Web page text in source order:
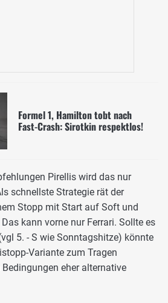
Formel 1, Hamilton tobt nach
Fast-Crash: Sirotkin respektlos!
Pirellis wird das nur
schnellste Strategie rät der
Stopp mit Start auf Soft und
kann vorne nur Ferrari. Sollte es
5. - S wie Sonntagshitze) könnte
Variante zum Tragen
eher alternative